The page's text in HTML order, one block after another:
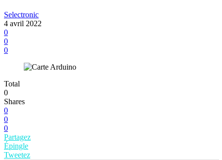
Selectronic
4 avril 2022
0
0
0
Total
0
Shares
0
0
0
Partagez
Épingle
Tweetez